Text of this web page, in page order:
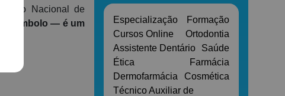
Especialização
Formação
Cursos Online
Ortodontia
Assistente Dentário
Saúde
Ética
Farmácia
Dermofarmácia
Cosmética
Técnico Auxiliar de
Nacional de
símbolo — é um